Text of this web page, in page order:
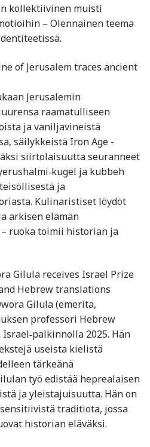
kollektiivinen muisti
– Olennainen teema
of Jerusalem traces ancient
Jerusalemin
raamatulliseen
ja vaniljavineistä
säilykkeistä Iron Age -
siirtolaisuutta seuranneet
ja kubbeh
ja
Kulinaristiset löydöt
arkisen elämän
ruoka toimii historian ja
Gilula receives Israel Prize
Hebrew translations
Gilula (emerita,
professori Hebrew
2025. Hän
useista kielistä
tärkeänä
työ edistää heprealaisen
ja yleistajuisuutta. Hän on
traditiota, jossa
historian eläväksi.